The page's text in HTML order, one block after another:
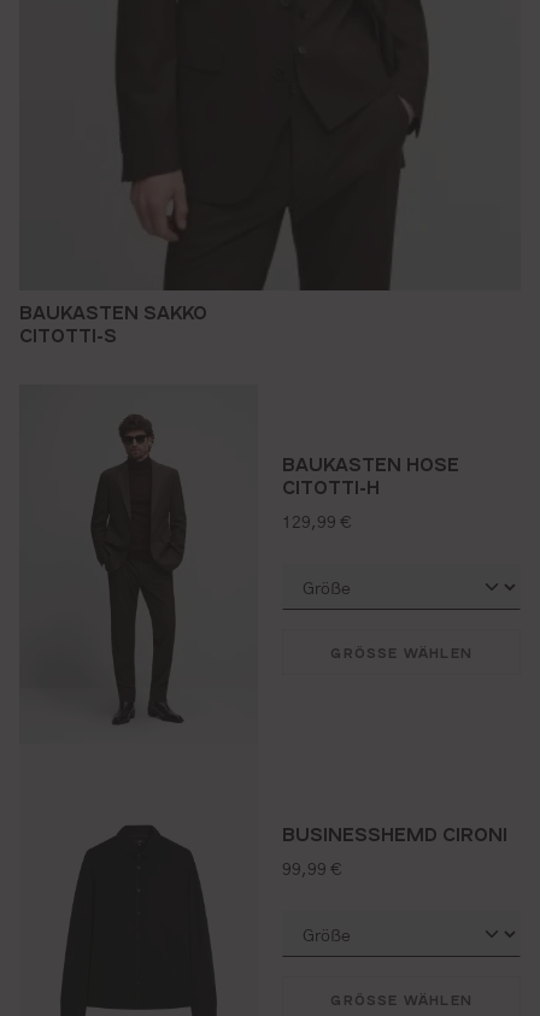
BAUKASTEN SAKKO
CITOTTI-S
BAUKASTEN HOSE
CITOTTI-H
regulärer preis:
129,99 €
GRÖSSE WÄHLEN
BUSINESSHEMD CIRONI
regulärer preis:
99,99 €
GRÖSSE WÄHLEN